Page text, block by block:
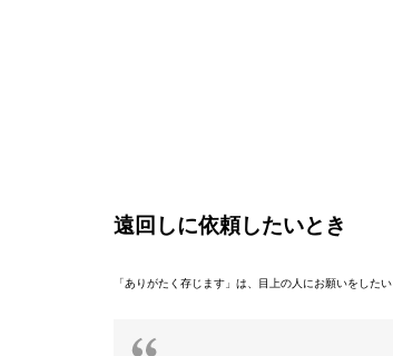
遠回しに依頼したいとき
「ありがたく存じます」は、目上の人にお願いをした